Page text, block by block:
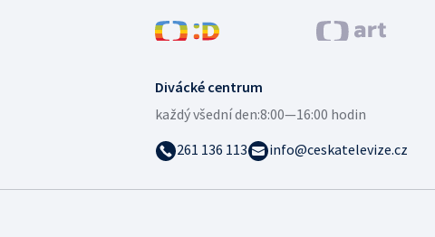
Divácké centrum
každý všední den:8:00—16:00 hodin
261 136 113
info@ceskatelevize.cz